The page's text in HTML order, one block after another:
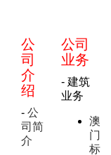
公
司
介
绍
- 公
司简
介
公司
业务
- 建筑
业务
澳
门
标